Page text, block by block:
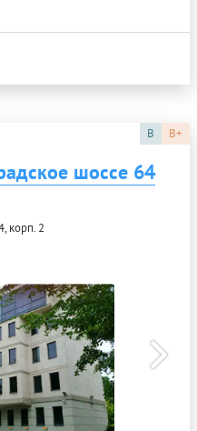
B B+
шоссе 64
корп. 2